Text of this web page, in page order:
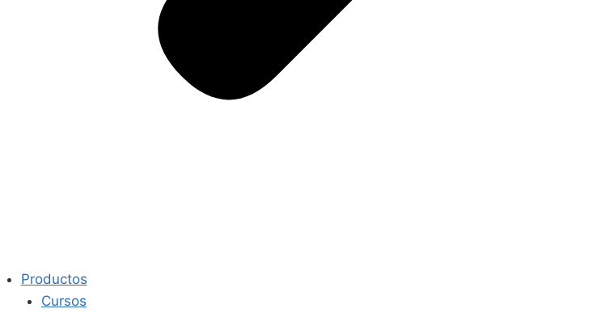
Productos
Cursos